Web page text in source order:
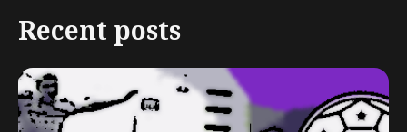
Recent posts